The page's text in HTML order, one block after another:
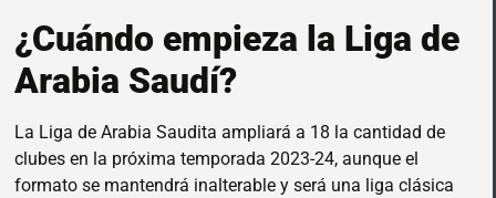
¿Cuándo empieza la Liga de
Arabia Saudí?
La Liga de Arabia Saudita ampliará a 18 la cantidad de
clubes en la próxima temporada 2023-24, aunque el
formato se mantendrá inalterable y será una liga clásica